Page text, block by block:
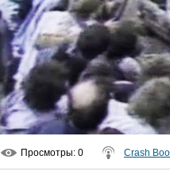
Просмотры: 0 Crash